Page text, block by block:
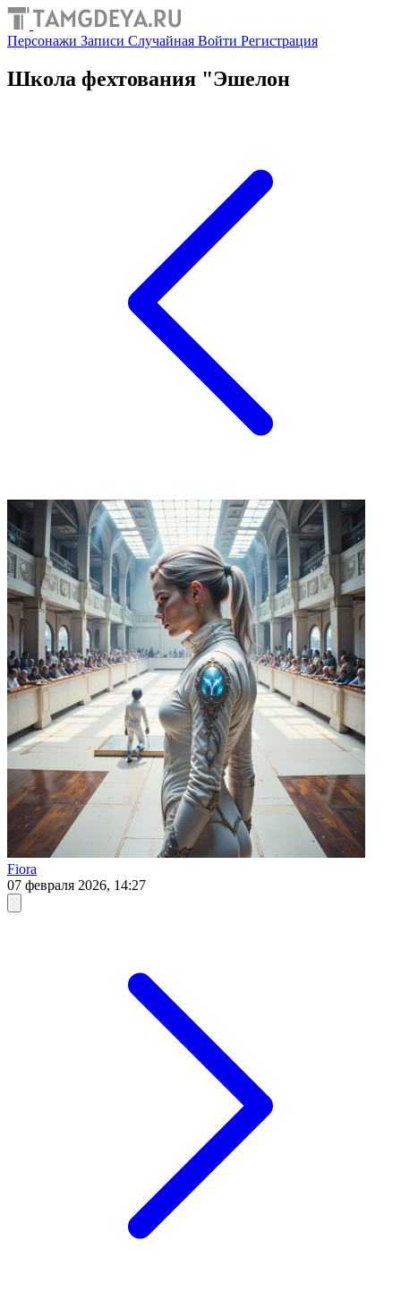
Персонажи Записи Случайная Войти Регистрация
Школа фехтования "Эшелон
Fiora
07 февраля 2026, 14:27